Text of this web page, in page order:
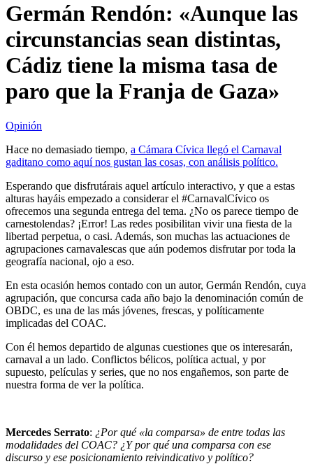
Germán Rendón: «Aunque las
circunstancias sean distintas,
Cádiz tiene la misma tasa de
paro que la Franja de Gaza»
Opinión
Hace no demasiado tiempo, a Cámara Cívica llegó el Carnaval
gaditano como aquí nos gustan las cosas, con análisis político.
Esperando que disfrutárais aquel artículo interactivo, y que a estas
alturas hayáis empezado a considerar el #CarnavalCívico os
ofrecemos una segunda entrega del tema. ¿No os parece tiempo de
carnestolendas? ¡Error! Las redes posibilitan vivir una fiesta de la
libertad perpetua, o casi. Además, son muchas las actuaciones de
agrupaciones carnavalescas que aún podemos disfrutar por toda la
geografía nacional, ojo a eso.
En esta ocasión hemos contado con un autor, Germán Rendón, cuya
agrupación, que concursa cada año bajo la denominación común de
OBDC, es una de las más jóvenes, frescas, y políticamente
implicadas del COAC.
Con él hemos departido de algunas cuestiones que os interesarán,
carnaval a un lado. Conflictos bélicos, política actual, y por
supuesto, películas y series, que no nos engañemos, son parte de
nuestra forma de ver la política.
Mercedes Serrato: ¿Por qué «la comparsa» de entre todas las
modalidades del COAC? ¿Y por qué una comparsa con ese
discurso y ese posicionamiento reivindicativo y político?